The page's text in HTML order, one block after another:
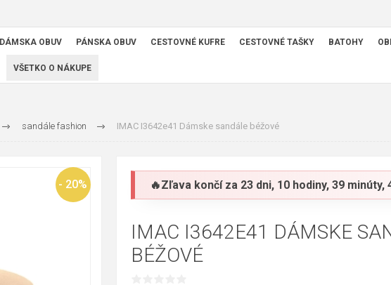
DÁMSKA OBUV PÁNSKA OBUV CESTOVNÉ KUFRE CESTOVNÉ TAŠKY BATOHY
VŠETKO O NÁKUPE
sandále fashion IMAC I3642e41 Dámske sandále béžové
- 20% 🔥Zľava končí za 23 dni, 10 hodiny, 39 minúty,
IMAC I3642E41 DÁMSKE
BÉŽOVÉ